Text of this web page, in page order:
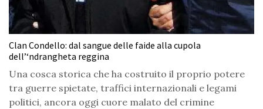
Clan Condello: dal sangue delle faide alla cupola
dell’‘ndrangheta reggina
Una cosca storica che ha costruito il proprio potere
tra guerre spietate, traffici internazionali e legami
politici, ancora oggi cuore malato del crimine